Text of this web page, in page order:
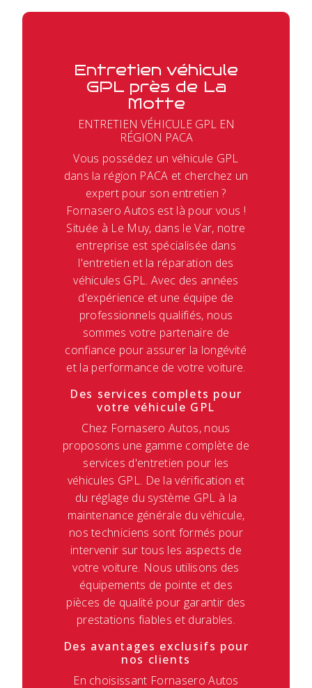
Entretien véhicule
GPL près de La
Motte
ENTRETIEN VÉHICULE GPL EN
RÉGION PACA
Vous possédez un véhicule GPL
dans la région PACA et cherchez un
expert pour son entretien ?
Fornasero Autos est là pour vous !
Située à Le Muy, dans le Var, notre
entreprise est spécialisée dans
l'entretien et la réparation des
véhicules GPL. Avec des années
d'expérience et une équipe de
professionnels qualifiés, nous
sommes votre partenaire de
confiance pour assurer la longévité
et la performance de votre voiture.
Des services complets pour
votre véhicule GPL
Chez Fornasero Autos, nous
proposons une gamme complète de
services d'entretien pour les
véhicules GPL. De la vérification et
du réglage du système GPL à la
maintenance générale du véhicule,
nos techniciens sont formés pour
intervenir sur tous les aspects de
votre voiture. Nous utilisons des
équipements de pointe et des
pièces de qualité pour garantir des
prestations fiables et durables.
Des avantages exclusifs pour
nos clients
En choisissant Fornasero Autos